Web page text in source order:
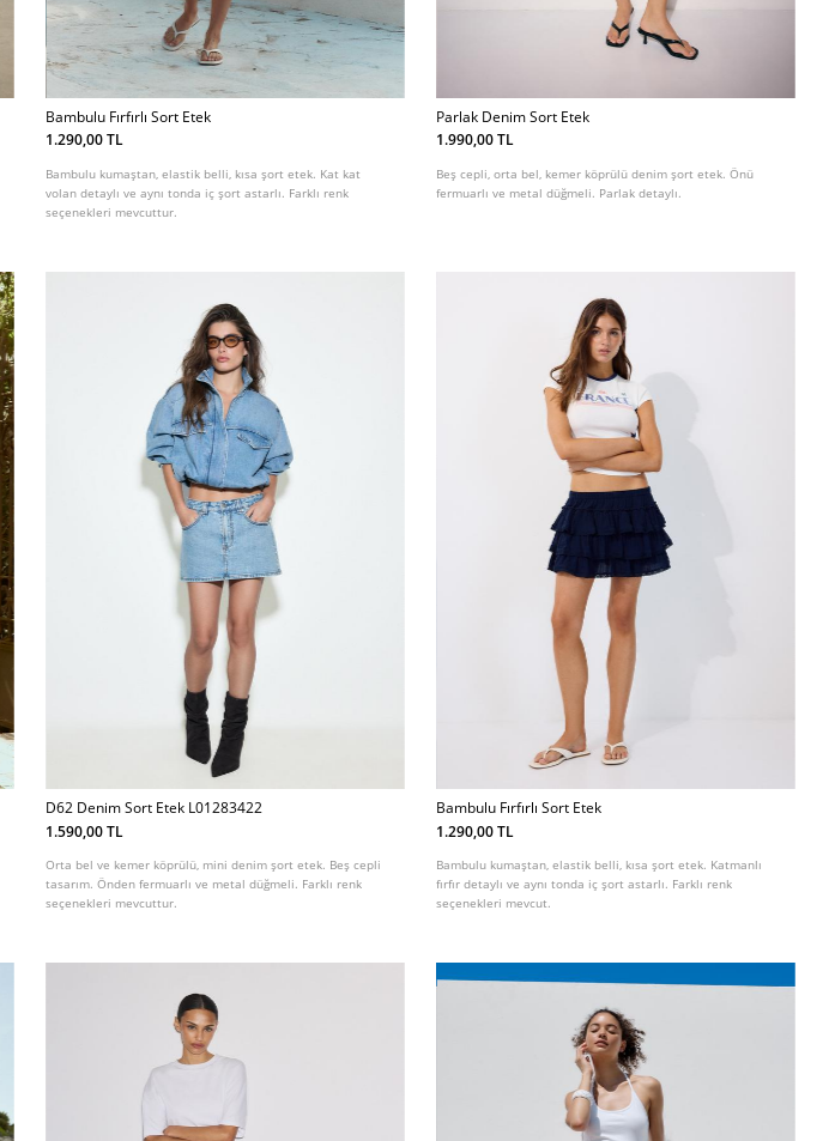
Bambulu Fırfırlı Sort Etek
1.290,00 TL
Bambulu kumaştan, elastik belli, kısa şort etek. Kat kat
volan detaylı ve aynı tonda iç şort astarlı. Farklı renk
seçenekleri mevcuttur.
Parlak Denim Sort Etek
1.990,00 TL
Beş cepli, orta bel, kemer köprülü denim şort etek. Önü
fermuarlı ve metal düğmeli. Parlak detaylı.
D62 Denim Sort Etek L01283422
1.590,00 TL
Orta bel ve kemer köprülü, mini denim şort etek. Beş cepli
tasarım. Önden fermuarlı ve metal düğmeli. Farklı renk
seçenekleri mevcuttur.
Bambulu Fırfırlı Sort Etek
1.290,00 TL
Bambulu kumaştan, elastik belli, kısa şort etek. Katmanlı
fırfır detaylı ve aynı tonda iç şort astarlı. Farklı renk
seçenekleri mevcut.